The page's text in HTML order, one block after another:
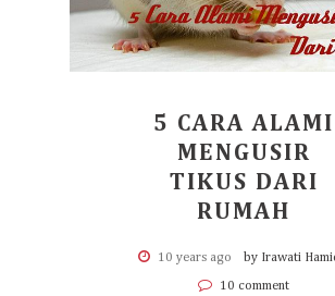
5 CARA ALAMI
MENGUSIR
TIKUS DARI
RUMAH
10 years ago by Irawati
10 comment